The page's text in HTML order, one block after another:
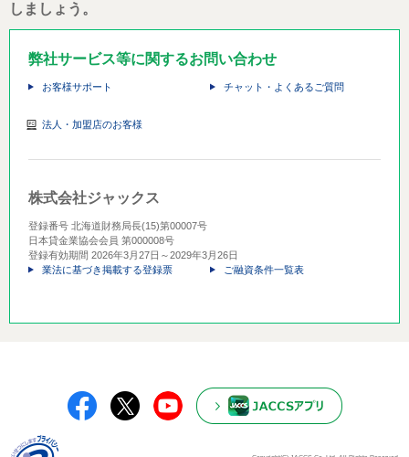
弊社サービス等に関するお問い合わせ
お客様サポート チャット・よくあるご質問
法人・加盟店のお客様
株式会社ジャックス
登録番号 北海道財務局長(15)第00007号
日本貸金業協会会員 第000008号
登録有効期間 2026年3月27日～2029年3月26日
業法に基づき掲載する登録票
ご融資条件一覧表
しましょう。